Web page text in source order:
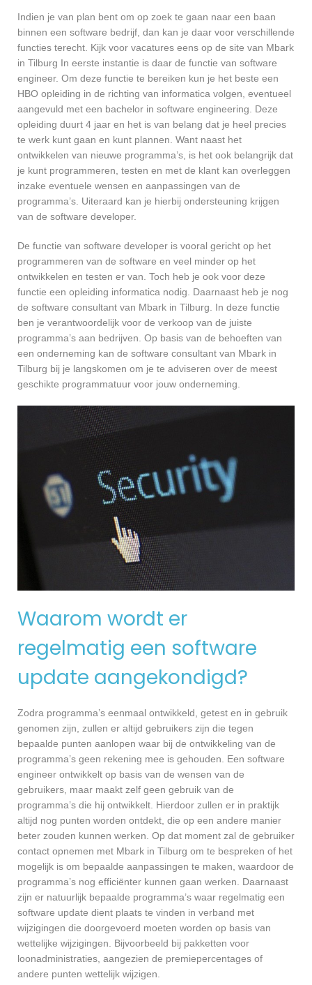
Indien je van plan bent om op zoek te gaan naar een baan
binnen een software bedrijf, dan kan je daar voor verschillende
functies terecht. Kijk voor vacatures eens op de site van Mbark
in Tilburg In eerste instantie is daar de functie van software
engineer. Om deze functie te bereiken kun je het beste een
HBO opleiding in de richting van informatica volgen, eventueel
aangevuld met een bachelor in software engineering. Deze
opleiding duurt 4 jaar en het is van belang dat je heel precies
te werk kunt gaan en kunt plannen. Want naast het
ontwikkelen van nieuwe programma’s, is het ook belangrijk dat
je kunt programmeren, testen en met de klant kan overleggen
inzake eventuele wensen en aanpassingen van de
programma’s. Uiteraard kan je hierbij ondersteuning krijgen
van de software developer.
De functie van software developer is vooral gericht op het
programmeren van de software en veel minder op het
ontwikkelen en testen er van. Toch heb je ook voor deze
functie een opleiding informatica nodig. Daarnaast heb je nog
de software consultant van Mbark in Tilburg. In deze functie
ben je verantwoordelijk voor de verkoop van de juiste
programma’s aan bedrijven. Op basis van de behoeften van
een onderneming kan de software consultant van Mbark in
Tilburg bij je langskomen om je te adviseren over de meest
geschikte programmatuur voor jouw onderneming.
Waarom wordt er
regelmatig een software
update aangekondigd?
Zodra programma’s eenmaal ontwikkeld, getest en in gebruik
genomen zijn, zullen er altijd gebruikers zijn die tegen
bepaalde punten aanlopen waar bij de ontwikkeling van de
programma’s geen rekening mee is gehouden. Een software
engineer ontwikkelt op basis van de wensen van de
gebruikers, maar maakt zelf geen gebruik van de
programma’s die hij ontwikkelt. Hierdoor zullen er in praktijk
altijd nog punten worden ontdekt, die op een andere manier
beter zouden kunnen werken. Op dat moment zal de gebruiker
contact opnemen met Mbark in Tilburg om te bespreken of het
mogelijk is om bepaalde aanpassingen te maken, waardoor de
programma’s nog efficiënter kunnen gaan werken. Daarnaast
zijn er natuurlijk bepaalde programma’s waar regelmatig een
software update dient plaats te vinden in verband met
wijzigingen die doorgevoerd moeten worden op basis van
wettelijke wijzigingen. Bijvoorbeeld bij pakketten voor
loonadministraties, aangezien de premiepercentages of
andere punten wettelijk wijzigen.